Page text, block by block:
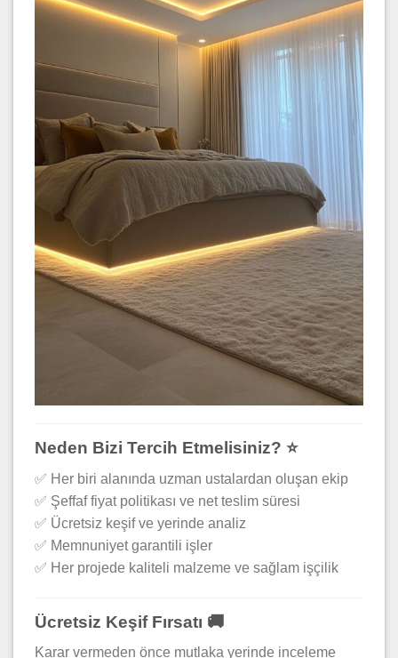
Neden Bizi Tercih Etmelisiniz? ⭐
✅ Her biri alanında uzman ustalardan oluşan ekip
✅ Şeffaf fiyat politikası ve net teslim süresi
✅ Ücretsiz keşif ve yerinde analiz
✅ Memnuniyet garantili işler
✅ Her projede kaliteli malzeme ve sağlam işçilik
Ücretsiz Keşif Fırsatı 🚚
Karar vermeden önce mutlaka yerinde inceleme